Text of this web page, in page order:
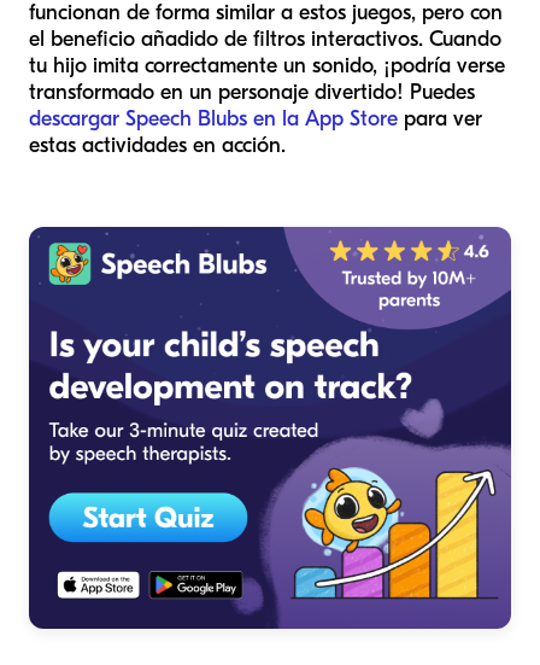
funcionan de forma similar a estos juegos, pero con
el beneficio añadido de filtros interactivos. Cuando
tu hijo imita correctamente un sonido, ¡podría verse
transformado en un personaje divertido! Puedes
descargar Speech Blubs en la App Store para ver
estas actividades en acción.